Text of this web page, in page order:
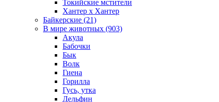
Токийские мстители
Хантер х Хантер
Байкерские (21)
В мире животных (903)
Акула
Бабочки
Бык
Волк
Гиена
Горилла
Гусь, утка
Дельфин